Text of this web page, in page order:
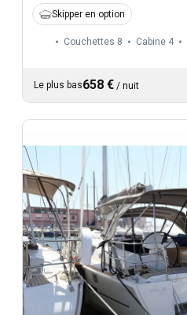
Skipper en option
Couchettes 8 Cabine 4
Le plus bas658 € / nuit